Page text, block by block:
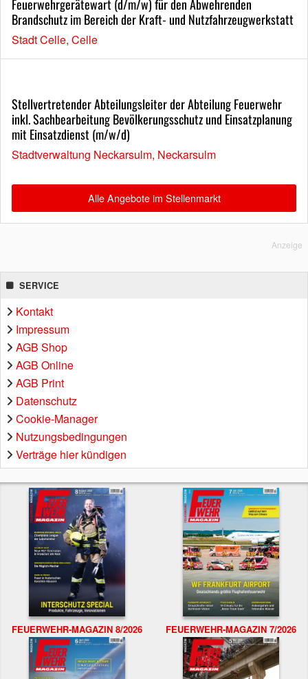
Feuerwehrgerätewart (d/m/w) für den Abwehrenden
Brandschutz im Bereich der Kraft- und Nutzfahrzeugwerkstatt
Stadt Celle, Celle
Stellvertretender Abteilungsleiter der Abteilung Feuerwehr
inkl. Sachbearbeitung Bevölkerungsschutz und Einsatzplanung
mit Einsatzdienst (m/w/d)
Stadtverwaltung Neckarsulm, Neckarsulm
Alle Angebote im Stellenmarkt
Anzeige
SERVICE
Kontakt
Impressum
AGB Shop
AGB Online
AGB Print
Datenschutz
Cookie-Manager
Nutzungsbedingungen
Verträge hier kündigen
FEUERWEHR-MAGAZIN 8/2026 FEUERWEHR-MAGAZIN 7/2026